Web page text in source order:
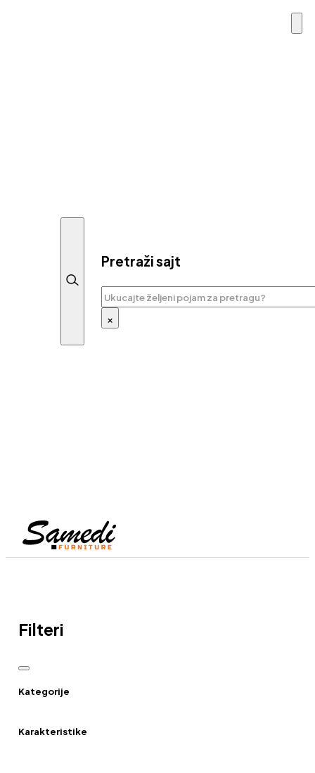
Pretraži sajt
Pretraga
×
Filteri
Kategorije
Karakteristike